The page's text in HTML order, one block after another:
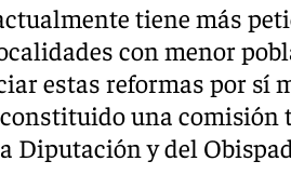
tiene más
con menor
estas reformas por sí
constituido una comisión
Diputación y del